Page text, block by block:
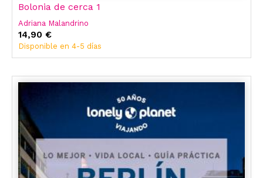
Bolonia de cerca 1
Adriana Malandrino
14,90 €
Disponible en 4-5 días